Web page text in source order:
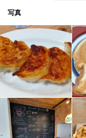
写真